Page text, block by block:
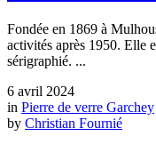
Fondée en 1869 à
activités après 1950. Elle
sérigraphié. ...
6 avril 2024
in Pierre de verre Garchey
by Christian Fournié